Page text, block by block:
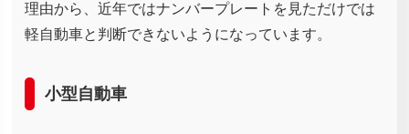
理由から、近年ではナンバープレートを見ただけでは
軽自動車と判断できないようになっています。
小型自動車